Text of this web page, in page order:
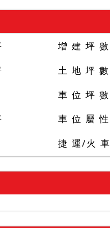
增 建 坪 數
土 地 坪 數
車 位 坪 數
車 位 屬 性
捷 運/火 車